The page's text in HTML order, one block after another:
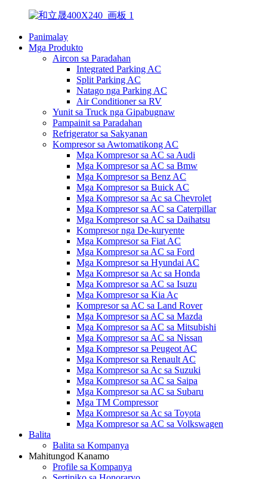
Panimalay
Mga Produkto
Aircon sa Paradahan
Integrated Parking AC
Split Parking AC
Natago nga Parking AC
Air Conditioner sa RV
Yunit sa Truck nga Gipabugnaw
Pampainit sa Paradahan
Refrigerator sa Sakyanan
Kompresor sa Awtomatikong AC
Mga Kompresor sa AC sa Audi
Mga Kompresor sa AC sa Bmw
Mga Kompresor sa Benz AC
Mga Kompresor sa Buick AC
Mga Kompresor sa Ac sa Chevrolet
Mga Kompresor sa AC sa Caterpillar
Mga Kompresor sa AC sa Daihatsu
Kompresor nga De-kuryente
Mga Kompresor sa Fiat AC
Mga Kompresor sa AC sa Ford
Mga Kompresor sa Hyundai AC
Mga Kompresor sa Ac sa Honda
Mga Kompresor sa AC sa Isuzu
Mga Kompresor sa Kia Ac
Kompresor sa AC sa Land Rover
Mga Kompresor sa AC sa Mazda
Mga Kompresor sa AC sa Mitsubishi
Mga Kompresor sa AC sa Nissan
Mga Kompresor sa Peugeot AC
Mga Kompresor sa Renault AC
Mga Kompresor sa Ac sa Suzuki
Mga Kompresor sa AC sa Saipa
Mga Kompresor sa AC sa Subaru
Mga TM Compressor
Mga Kompresor sa Ac sa Toyota
Mga Kompresor sa AC sa Volkswagen
Balita
Balita sa Kompanya
Mahitungod Kanamo
Profile sa Kompanya